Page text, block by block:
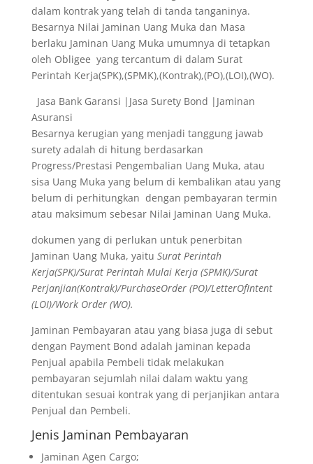
dalam kontrak yang telah di tanda tanganinya.
Besarnya Nilai Jaminan Uang Muka dan Masa
berlaku Jaminan Uang Muka umumnya di tetapkan
oleh Obligee yang tercantum di dalam Surat
Perintah Kerja(SPK),(SPMK),(Kontrak),(PO),(LOI),(WO).
Jasa Bank Garansi |Jasa Surety Bond |Jaminan
Asuransi
Besarnya kerugian yang menjadi tanggung jawab
surety adalah di hitung berdasarkan
Progress/Prestasi Pengembalian Uang Muka, atau
sisa Uang Muka yang belum di kembalikan atau yang
belum di perhitungkan dengan pembayaran termin
atau maksimum sebesar Nilai Jaminan Uang Muka.
dokumen yang di perlukan untuk penerbitan
Jaminan Uang Muka, yaitu Surat Perintah
Kerja(SPK)/Surat Perintah Mulai Kerja (SPMK)/Surat
Perjanjian(Kontrak)/PurchaseOrder (PO)/LetterOfIntent
(LOI)/Work Order (WO).
Jaminan Pembayaran atau yang biasa juga di sebut
dengan Payment Bond adalah jaminan kepada
Penjual apabila Pembeli tidak melakukan
pembayaran sejumlah nilai dalam waktu yang
ditentukan sesuai kontrak yang di perjanjikan antara
Penjual dan Pembeli.
Jenis Jaminan Pembayaran
Jaminan Agen Cargo;